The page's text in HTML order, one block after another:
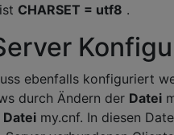
CHARSET = utf8 .
ebenfalls konfiguriert
durch Ändern der Datei
Datei my.cnf. In diesen